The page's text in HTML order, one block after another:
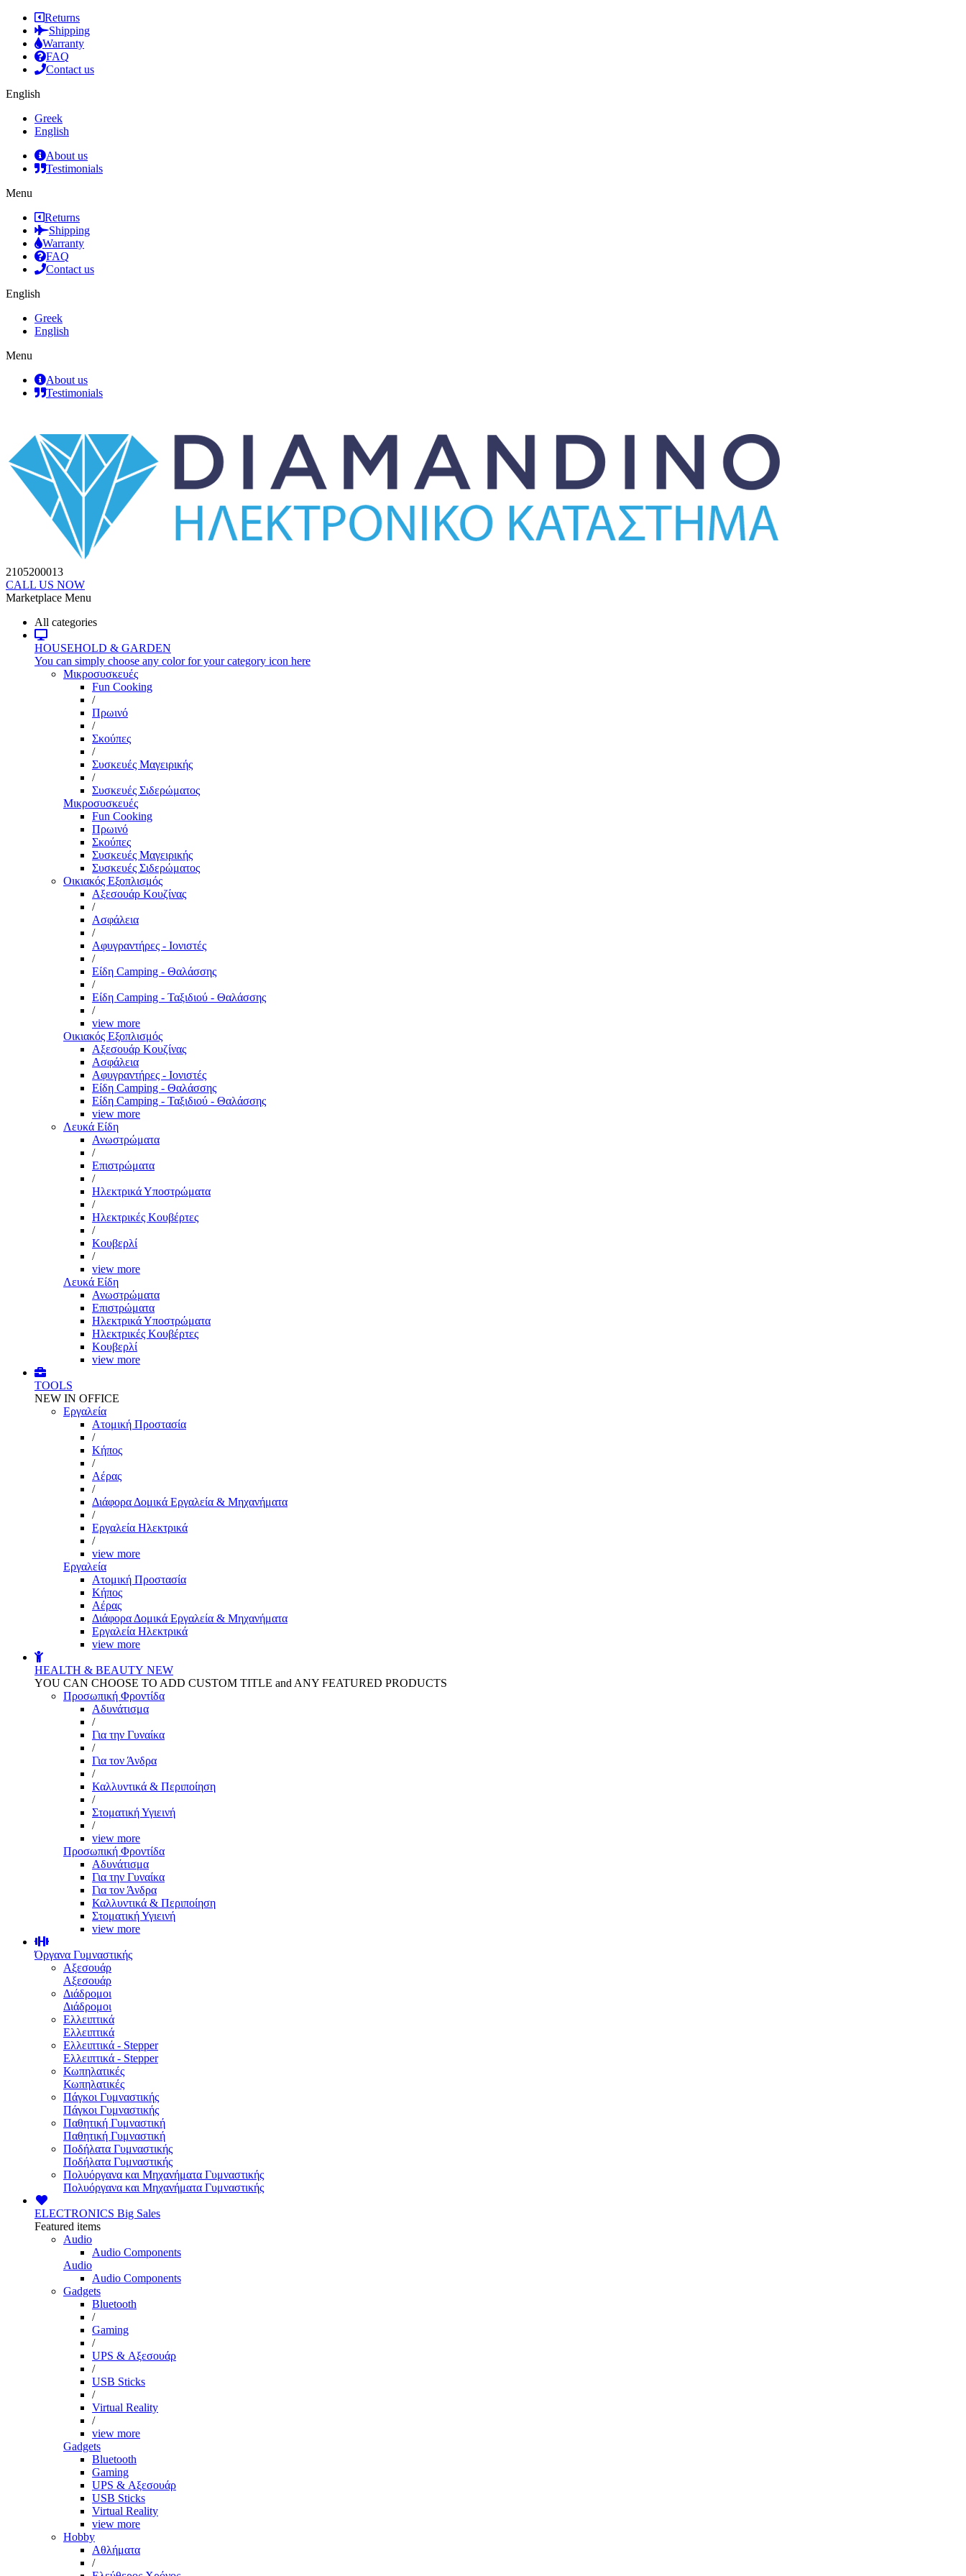
Returns
Shipping
Warranty
FAQ
Contact us
English
Greek
English
About us
Testimonials
Menu
Returns
Shipping
Warranty
FAQ
Contact us
English
Greek
English
Menu
About us
Testimonials
2105200013
CALL US NOW
Marketplace Menu
All categories
HOUSEHOLD & GARDEN
You can simply choose any color for your category icon here
Μικροσυσκευές
Fun Cooking
/
Πρωινό
/
Σκούπες
/
Συσκευές Μαγειρικής
/
Συσκευές Σιδερώματος
Μικροσυσκευές
Fun Cooking
Πρωινό
Σκούπες
Συσκευές Μαγειρικής
Συσκευές Σιδερώματος
Οικιακός Εξοπλισμός
Αξεσουάρ Κουζίνας
/
Ασφάλεια
/
Αφυγραντήρες - Ιονιστές
/
Είδη Camping - Θαλάσσης
/
Είδη Camping - Ταξιδιού - Θαλάσσης
/
view more
Οικιακός Εξοπλισμός
Αξεσουάρ Κουζίνας
Ασφάλεια
Αφυγραντήρες - Ιονιστές
Είδη Camping - Θαλάσσης
Είδη Camping - Ταξιδιού - Θαλάσσης
view more
Λευκά Είδη
Ανωστρώματα
/
Επιστρώματα
/
Ηλεκτρικά Υποστρώματα
/
Ηλεκτρικές Κουβέρτες
/
Κουβερλί
/
view more
Λευκά Είδη
Ανωστρώματα
Επιστρώματα
Ηλεκτρικά Υποστρώματα
Ηλεκτρικές Κουβέρτες
Κουβερλί
view more
TOOLS
NEW IN OFFICE
Εργαλεία
Aτομική Προστασία
/
Kήπος
/
Αέρας
/
Διάφορα Δομικά Εργαλεία & Μηχανήματα
/
Εργαλεία Ηλεκτρικά
/
view more
Εργαλεία
Aτομική Προστασία
Kήπος
Αέρας
Διάφορα Δομικά Εργαλεία & Μηχανήματα
Εργαλεία Ηλεκτρικά
view more
HEALTH & BEAUTY NEW
YOU CAN CHOOSE TO ADD CUSTOM TITLE and ANY FEATURED PRODUCTS
Προσωπική Φροντίδα
Αδυνάτισμα
/
Για την Γυναίκα
/
Για τον Άνδρα
/
Καλλυντικά & Περιποίηση
/
Στοματική Υγιεινή
/
view more
Προσωπική Φροντίδα
Αδυνάτισμα
Για την Γυναίκα
Για τον Άνδρα
Καλλυντικά & Περιποίηση
Στοματική Υγιεινή
view more
Όργανα Γυμναστικής
Αξεσουάρ
Αξεσουάρ
Διάδρομοι
Διάδρομοι
Ελλειπτικά
Ελλειπτικά
Ελλειπτικά - Stepper
Ελλειπτικά - Stepper
Κωπηλατικές
Κωπηλατικές
Πάγκοι Γυμναστικής
Πάγκοι Γυμναστικής
Παθητική Γυμναστική
Παθητική Γυμναστική
Ποδήλατα Γυμναστικής
Ποδήλατα Γυμναστικής
Πολυόργανα και Μηχανήματα Γυμναστικής
Πολυόργανα και Μηχανήματα Γυμναστικής
ELECTRONICS Big Sales
Featured items
Audio
Audio Components
Audio
Audio Components
Gadgets
Bluetooth
/
Gaming
/
UPS & Αξεσουάρ
/
USB Sticks
/
Virtual Reality
/
view more
Gadgets
Bluetooth
Gaming
UPS & Αξεσουάρ
USB Sticks
Virtual Reality
view more
Hobby
Αθλήματα
/